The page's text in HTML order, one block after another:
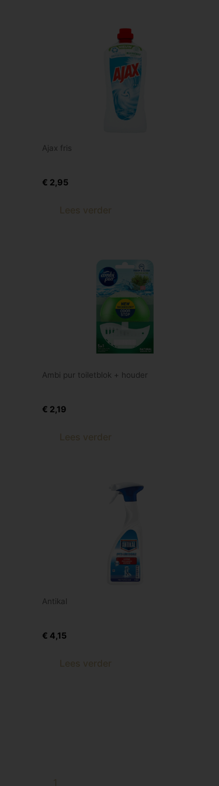
Ajax fris
€ 2,95
Lees verder
Ambi pur toiletblok + houder
€ 2,19
Lees verder
Antikal
€ 4,15
Lees verder
1